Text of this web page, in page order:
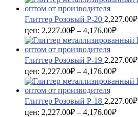
Глиттер Розовый P-20 2,227.00₽
цен: 2,227.00₽ – 4,176.00₽
Глиттер Розовый P-19 2,227.00₽
цен: 2,227.00₽ – 4,176.00₽
Глиттер Розовый P-18 2,227.00₽
цен: 2,227.00₽ – 4,176.00₽